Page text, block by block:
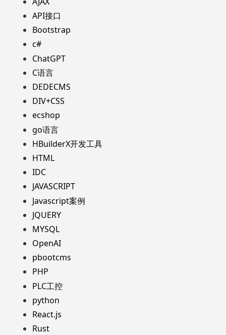
API接口
Bootstrap
c#
ChatGPT
C语言
DEDECMS
DIV+CSS
ecshop
go语言
HBuilderX开发工具
HTML
IDC
JAVASCRIPT
Javascript案例
JQUERY
MYSQL
OpenAI
pbootcms
PHP
PLC工控
python
React.js
Rust